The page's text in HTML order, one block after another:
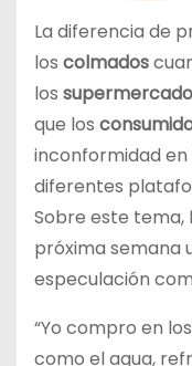
La diferencia de
los colmados
los
que los
inconformidad en
diferentes
Sobre este tema,
próxima semana
especulación
“Yo compro en los
como el agua,